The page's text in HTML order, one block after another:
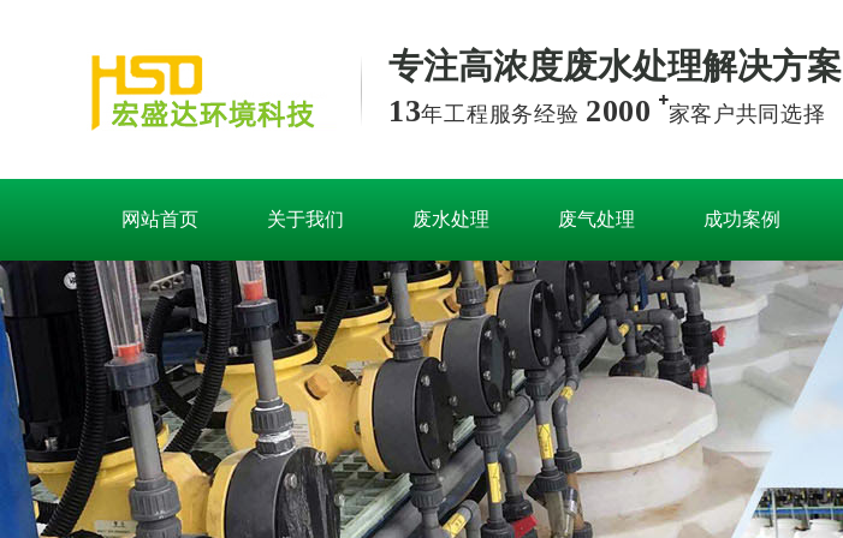
专注高浓度废水处理解决方案
13年工程服务经验 2000 家客户共同选择
网站首页 关于我们 废水处理 废气处理 成功案例